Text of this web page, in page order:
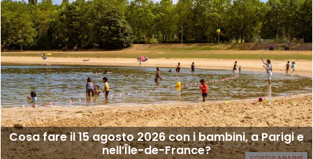
Cosa fare il 15 agosto 2026 con i bambini, a Parigi e
nell’Île-de-France?